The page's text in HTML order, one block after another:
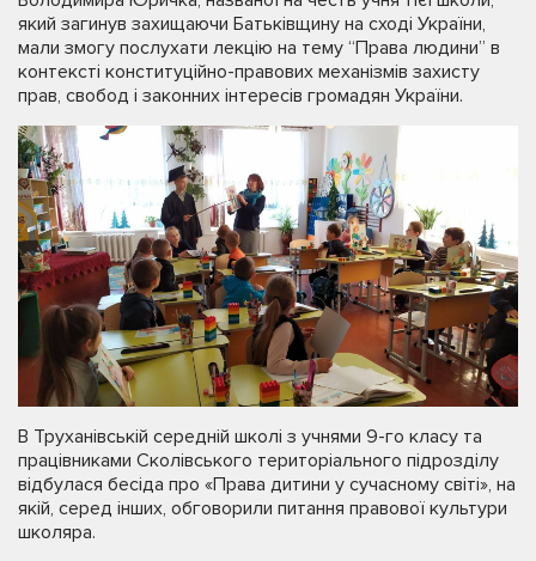
який загинув захищаючи Батьківщину на сході України,
мали змогу послухати лекцію на тему “Права людини” в
контексті конституційно-правових механізмів захисту
прав, свобод і законних інтересів громадян України.
В Труханівській середній школі з учнями 9-го класу та
працівниками Сколівського територіального підрозділу
відбулася бесіда про «Права дитини у сучасному світі», на
якій, серед інших, обговорили питання правової культури
школяра.